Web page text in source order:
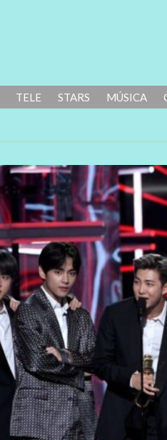
TELE STARS MÚSICA